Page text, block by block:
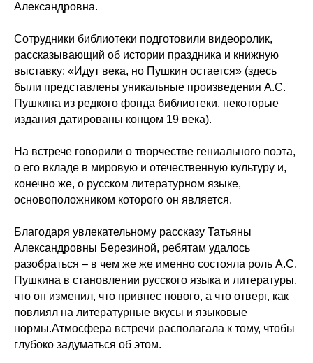
Александровна.
Сотрудники библиотеки подготовили видеоролик,
рассказывающий об истории праздника и книжную
выставку: «Идут века, но Пушкин остается» (здесь
были представлены уникальные произведения А.С.
Пушкина из редкого фонда библиотеки, некоторые
издания датированы концом 19 века).
На встрече говорили о творчестве гениального поэта,
о его вкладе в мировую и отечественную культуру и,
конечно же, о русском литературном языке,
основоположником которого он является.
Благодаря увлекательному рассказу Татьяны
Александровны Березиной, ребятам удалось
разобраться – в чем же же именно состояла роль А.С.
Пушкина в становлении русского языка и литературы,
что он изменил, что привнес нового, а что отверг, как
повлиял на литературные вкусы и языковые
нормы.Атмосфера встречи располагала к тому, чтобы
глубоко задуматься об этом.